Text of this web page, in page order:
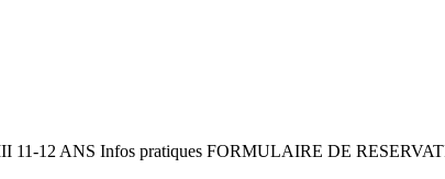
12 ANS Infos pratiques FORMULAIRE DE